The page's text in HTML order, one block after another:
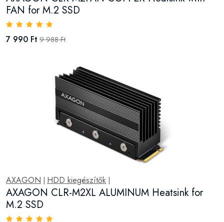
FAN for M.2 SSD
7 990 Ft 9 988 Ft
AXAGON HDD kiegészítők
AXAGON CLR-M2XL ALUMINUM Heatsink for
M.2 SSD